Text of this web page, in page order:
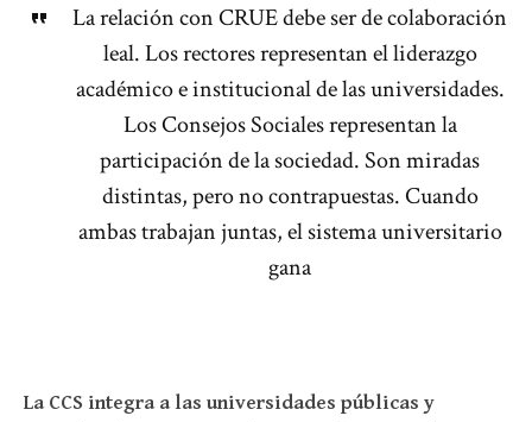
La relación con CRUE debe ser de colaboración
leal. Los rectores representan el liderazgo
académico e institucional de las universidades.
Los Consejos Sociales representan la
participación de la sociedad. Son miradas
distintas, pero no contrapuestas. Cuando
ambas trabajan juntas, el sistema universitario
gana
La CCS integra a las universidades públicas y